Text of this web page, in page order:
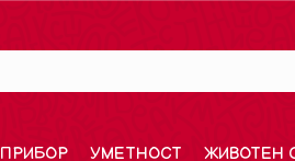
ПРИБОР УМЕТНОСТ ЖИВОТЕН